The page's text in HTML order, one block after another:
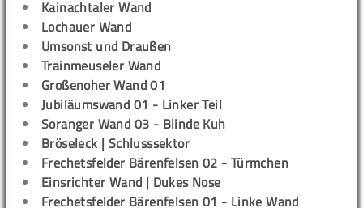
Kainachtaler Wand
Lochauer Wand
Umsonst und Draußen
Trainmeuseler Wand
Großenoher Wand 01
Jubiläumswand 01 - Linker Teil
Soranger Wand 03 - Blinde Kuh
Bröseleck | Schlusssektor
Frechetsfelder Bärenfelsen 02 - Türmchen
Einsrichter Wand | Dukes Nose
Frechetsfelder Bärenfelsen 01 - Linke Wand